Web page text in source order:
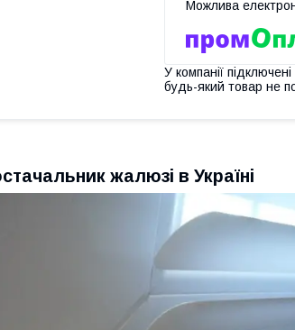
У компанії
будь-який товар не
жалюзі в Україні